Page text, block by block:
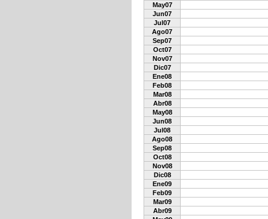
May07
Jun07
Jul07
Ago07
Sep07
Oct07
Nov07
Dic07
Ene08
Feb08
Mar08
Abr08
May08
Jun08
Jul08
Ago08
Sep08
Oct08
Nov08
Dic08
Ene09
Feb09
Mar09
Abr09